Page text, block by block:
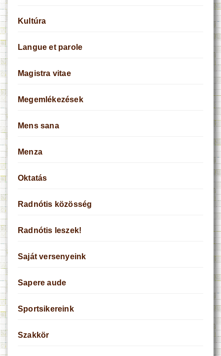
Kultúra
Langue et parole
Magistra vitae
Megemlékezések
Mens sana
Menza
Oktatás
Radnótis közösség
Radnótis leszek!
Saját versenyeink
Sapere aude
Sportsikereink
Szakkör